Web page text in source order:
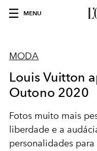
MENU
MODA
Louis Vuitton
Outono 2020
Fotos muito mais
liberdade e a
personalidades